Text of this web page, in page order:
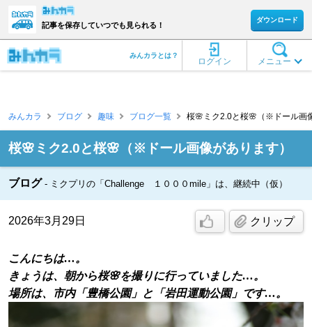
記事を保存していつでも見られる！
ダウンロード
メニュー
ログイン
みんカラとは？
みんカラ ブログ 趣味 ブログ一覧 桜🌸ミク2.0と桜🌸（※ドール画
桜🌸ミク2.0と桜🌸（※ドール画像があります）
ブログ ミクプリの「Challenge １０００mile」は、継続中（仮）
2026年3月29日 クリップ
こんにちは…。
きょうは、朝から桜🌸を撮りに行っていました…。
場所は、市内「豊橋公園」と「岩田運動公園」です…。